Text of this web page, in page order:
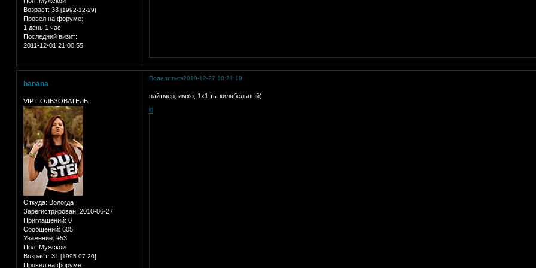
Возраст: 33 [1992-12-29]
Провел на форуме:
1 день 1 час
Последний визит:
2011-12-01 21:00:55
Поделиться2010-12-27 10:21:19
banana
VIP ПОЛЬЗОВАТЕЛЬ
Откуда: Вологда
Зарегистрирован: 2010-06-27
Приглашений: 0
Сообщений: 605
Уважение: +53
Пол: Мужской
Возраст: 31 [1995-07-20]
Провел на форуме:
найтмер, имхо, 1х1 ты килябельный)
0